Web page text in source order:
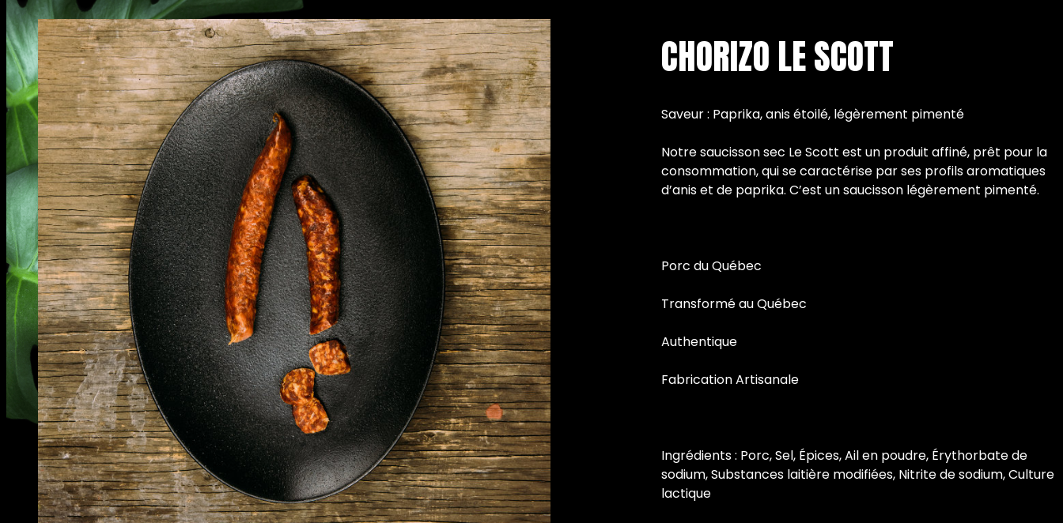
CHORIZO LE SCOTT
Saveur : Paprika, anis étoilé, légèrement pimenté
Notre saucisson sec Le Scott est un produit affiné, prêt pour la
consommation, qui se caractérise par ses profils aromatiques
d’anis et de paprika. C’est un saucisson légèrement pimenté.
Porc du Québec
Transformé au Québec
Authentique
Fabrication Artisanale
Ingrédients : Porc, Sel, Épices, Ail en poudre, Érythorbate de
sodium, Substances laitière modifiées, Nitrite de sodium, Culture
lactique